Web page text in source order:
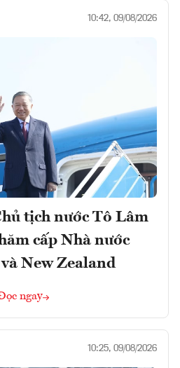
10:42, 09/08/2026
tịch nước Tô Lâm
cấp Nhà nước
New Zealand
ngay
10:25, 09/08/2026